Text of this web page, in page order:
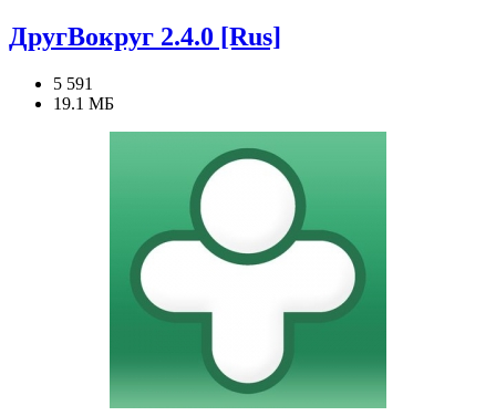
ДругВокруг 2.4.0 [Rus]
5 591
19.1 МБ